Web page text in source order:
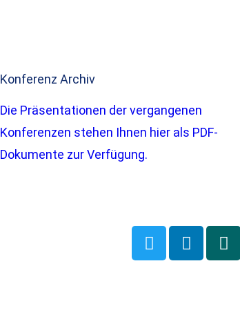
Konferenz Archiv
Die Präsentationen der vergangenen
Konferenzen stehen Ihnen hier als PDF-
Dokumente zur Verfügung.